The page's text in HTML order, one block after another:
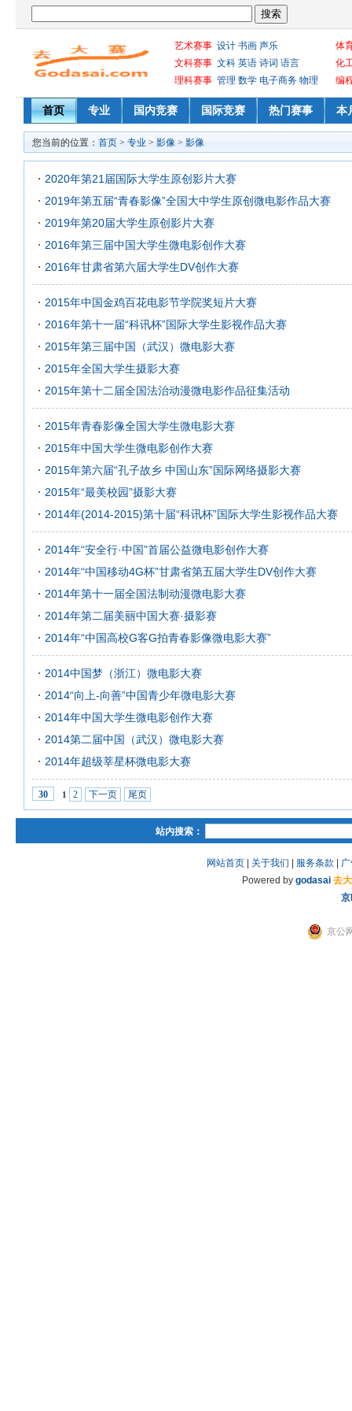
艺术赛事 设计 书画 声乐
文科赛事 文科 英语 诗词 语言
理科赛事 管理 数学 电子商务 物理
体
化
编
首页 专业 国内竞赛 国际竞赛 热门赛事 本
您当前的位置： 首页 > 专业 > 影像 > 影像
2020年第21届国际大学生原创影片大赛
2019年第五届“青春影像”全国大中学生原创微电影作品大赛
2019年第20届大学生原创影片大赛
2016年第三届中国大学生微电影创作大赛
2016年甘肃省第六届大学生DV创作大赛
2015年中国金鸡百花电影节学院奖短片大赛
2016年第十一届“科讯杯”国际大学生影视作品大赛
2015年第三届中国（武汉）微电影大赛
2015年全国大学生摄影大赛
2015年第十二届全国法治动漫微电影作品征集活动
2015年青春影像全国大学生微电影大赛
2015年中国大学生微电影创作大赛
2015年第六届“孔子故乡 中国山东”国际网络摄影大赛
2015年“最美校园”摄影大赛
2014年(2014-2015)第十届“科讯杯”国际大学生影视作品大赛
2014年“安全行·中国”首届公益微电影创作大赛
2014年“中国移动4G杯”甘肃省第五届大学生DV创作大赛
2014年第十一届全国法制动漫微电影大赛
2014年第二届美丽中国大赛·摄影赛
2014年“中国高校G客G拍青春影像微电影大赛”
2014中国梦（浙江）微电影大赛
2014“向上-向善”中国青少年微电影大赛
2014年中国大学生微电影创作大赛
2014第二届中国（武汉）微电影大赛
2014年超级莘星杯微电影大赛
30 1 2 下一页 尾页
站内搜索：
网站首页| 关于我们 服务条款
Powered by godasai 去
京公